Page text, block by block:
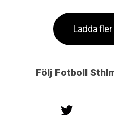
Ladda
Följ Fotboll